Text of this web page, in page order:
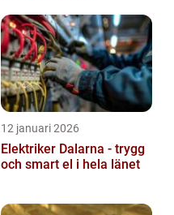
12 januari 2026
Elektriker Dalarna - trygg
och smart el i hela länet